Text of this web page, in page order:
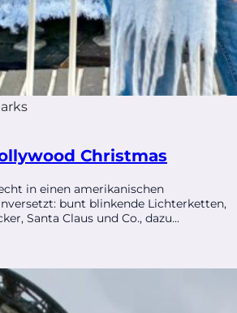
Christmas
in einen amerikanischen
bunt blinkende Lichterketten,
Santa Claus und Co., dazu...